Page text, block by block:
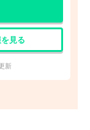
見る
新